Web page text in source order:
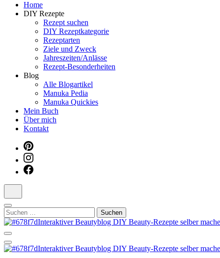
Manuka Magic – Natürlich schön:
Dein persönlicher interaktiver DIY Beautyblog
Home
DIY Rezepte
Rezept suchen
DIY Rezeptkategorie
Rezeptarten
Ziele und Zweck
Jahreszeiten/Anlässe
Rezept-Besonderheiten
Blog
Alle Blogartikel
Manuka Pedia
Manuka Quickies
Mein Buch
Über mich
Kontakt
Suchen
nach:
Manuka Magic – Natürlich schön: